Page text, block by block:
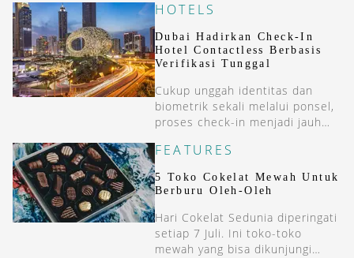
2026.
HOTELS
Dubai Hadirkan Check-In
Hotel Contactless Berbasis
Verifikasi Tunggal
Cukup unggah identitas dan
biometrik sekali melalui ponsel,
proses check-in menjadi jauh
FEATURES
5 Toko Cokelat Mewah Untuk
Berburu Oleh-Oleh
Hari Cokelat Sedunia diperingati
setiap 7 Juli. Ini toko-toko
mewah yang bisa dikunjungi